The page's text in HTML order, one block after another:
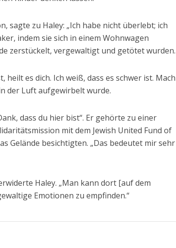
sagte zu Haley: „Ich habe nicht überlebt; ich
indem sie sich in einem Wohnwagen
zerstückelt, vergewaltigt und getötet wurden.
heilt es dich. Ich weiß, dass es schwer ist. Mach
der Luft aufgewirbelt wurde.
dass du hier bist“. Er gehörte zu einer
mit dem Jewish United Fund of
Gelände besichtigten. „Das bedeutet mir sehr
Haley. „Man kann dort [auf dem
Emotionen zu empfinden.“